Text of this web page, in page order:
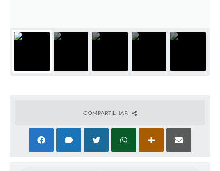
A Nossa Cidade
Notícias
COMPARTILHAR